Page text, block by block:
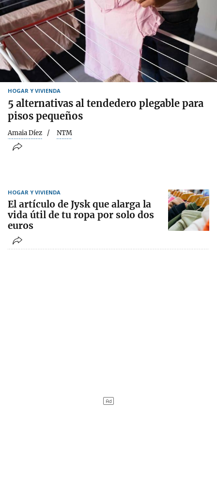
HOGAR Y VIVIENDA
5 alternativas al tendedero plegable para
pisos pequeños
Amaia Díez NTM
HOGAR Y VIVIENDA
El artículo de Jysk que alarga la
vida útil de tu ropa por solo dos
euros